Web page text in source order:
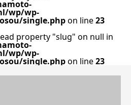
wp/wp-
single.phpon line23
property "slug" on null in
wp/wp-
single.phpon line23